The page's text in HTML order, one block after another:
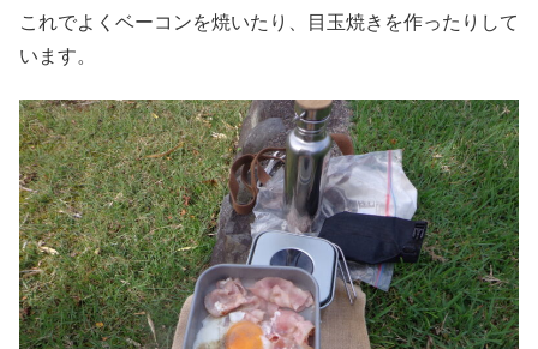
これでよくベーコンを焼いたり、目玉焼きを作ったりして
います。